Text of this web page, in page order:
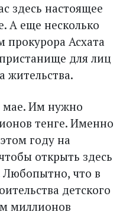
здесь настоящее
А еще несколько
прокурора Асхата
для лиц
жительства.
мае. Им нужно
тенге. Именно
году на
открыть здесь
Любопытно, что в
детского
миллионов